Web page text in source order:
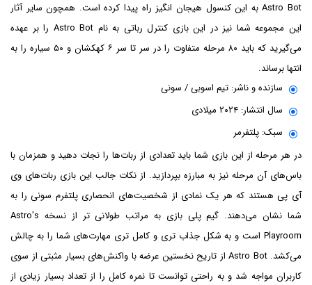
Astro Bot به این کنسول هیجان انگیز راه پیدا کرده است. همچون سایر آثار
این مجموعه شما نیز در این بازی کنترل رباتی به نام Astro Bot را بر عهده
می‌گیرید که باید ۸۰ مرحله متفاوت را در سر تا سر ۶ کهکشان و ۵۰ سیاره را به
انتها برساند.
سازنده و ناشر: تیم اسوبی / سونی
سال انتشار: ۲۰۲۴ میلادی
سبک: پلتفرمر
در هر مرحله از این بازی شما باید تعدادی از ربات‌ها را نجات دهید و همزمان با
باس‌های آن مرحله نیز به مبارزه بپردازید. از نکات جالب این بازی ربات‌های وی
آی پی هستند که هر یک نمادی از شخصیت‌های انحصاری پلتفرم سونی را به
شما نشان می‌دهند. گیم پلی بازی به مراتب طولانی تر از نسخه Astro's
Playroom است و به شکل جذاب تری و کامل تری مهارت‌های شما را به چالش
می‌کشد. Astro Bot از تاریح نخستین عرضه با واکنش‌های بسیار مثبتی از سوی
کاربران مواجه شد و به راحتی توانست تا نمره کامل را از تعداد بسیار زیادی از